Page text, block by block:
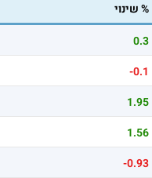
% שינוי
0.3
-0.1
1.95
1.56
-0.93